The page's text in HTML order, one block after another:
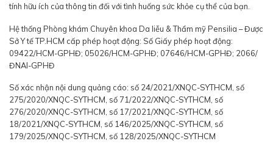
tính hữu ích của thông tin đối với tình huống sức khỏe cụ thể của bạn.
Hệ thống Phòng khám Chuyên khoa Da liễu & Thẩm mỹ Pensilia – Được
Sở Y tế TP.HCM cấp phép hoạt động: Số Giấy phép hoạt động:
09422/HCM-GPHĐ; 05026/HCM-GPHĐ; 07646/HCM-GPHĐ; 2066/
ĐNAI-GPHĐ
Số xác nhận nội dung quảng cáo: số 24/2021/XNQC-SYTHCM, số
275/2020/XNQC-SYTHCM, số 71/2022/XNQC-SYTHCM, số
276/2020/XNQC-SYTHCM, số 17/2021/XNQC-SYTHCM, số
18/2021/XNQC-SYTHCM, số 146/2025/XNQC-SYTHCM, số
179/2025/XNQC-SYTHCM, số 128/2025/XNQC-SYTHCM